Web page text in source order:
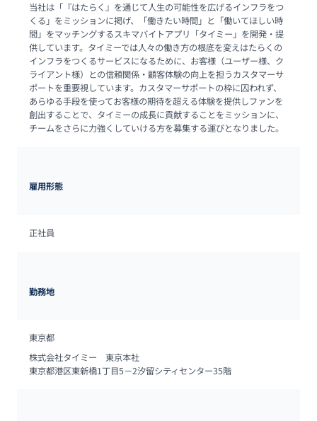
当社は「『はたらく』を通じて人生の可能性を広げるインフラをつ
くる」をミッションに掲げ、「働きたい時間」と「働いてほしい時
間」をマッチングするスキマバイトアプリ「タイミー」を開発・提
供しています。タイミーでは人々の働き方の根底を変えはたらくの
インフラをつくるサービスになるために、お客様（ユーザー様、ク
ライアント様）との信頼関係・顧客体験の向上を担うカスタマーサ
ポートを重要視しています。カスタマーサポートの枠に囚われず、
あらゆる手段を使ってお客様の期待を超える体験を提供しファンを
創出することで、タイミーの成長に貢献することをミッションに、
チームをさらに力強くしていける方を募集する運びとなりました。
雇用形態
正社員
勤務地
東京都
株式会社タイミー　東京本社
東京都港区東新橋1丁目5－2汐留シティセンター35階